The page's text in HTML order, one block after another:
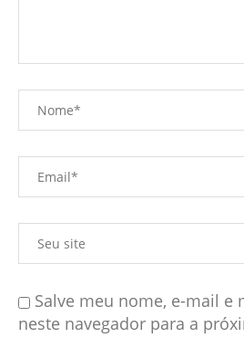
Salve meu nome, e-mail e
neste navegador para a